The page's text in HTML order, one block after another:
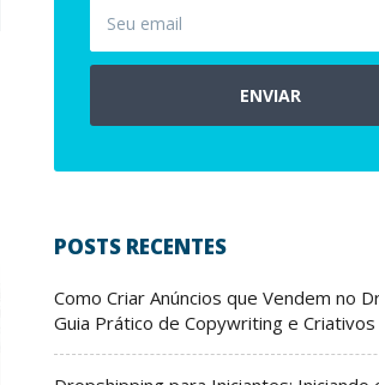
ENVIAR
POSTS RECENTES
Como Criar Anúncios que Vendem no
Guia Prático de Copywriting e Criativos